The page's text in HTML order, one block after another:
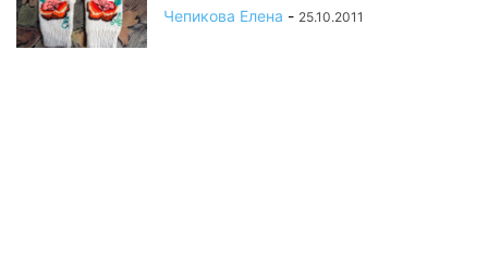
Чепикова Елена - 25.10.2011